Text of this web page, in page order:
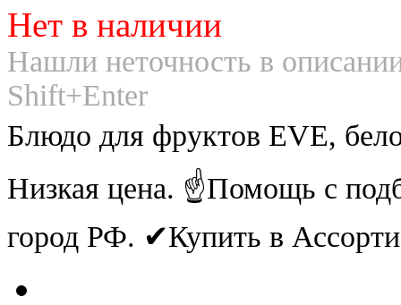
Нет в наличии
Нашли неточность в
Shift+Enter
Блюдо для фруктов EVE,
Низкая цена. ☝Помощь с
город РФ. ✔Купить в